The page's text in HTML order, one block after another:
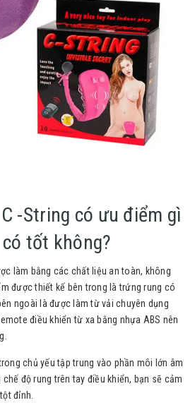
-String có ưu điểm gì
tốt không?
làm bằng các chất liệu an toàn, không
được thiết kế bên trong là trứng rung có
ngoài là được làm từ vải chuyên dụng
điều khiển từ xa bằng nhựa ABS nên
chủ yếu tập trung vào phần môi lớn âm
độ rung trên tay điều khiển, bạn sẽ cảm
đỉnh.